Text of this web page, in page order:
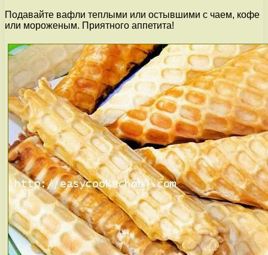
Подавайте вафли теплыми или остывшими с чаем, кофе
или мороженым. Приятного аппетита!